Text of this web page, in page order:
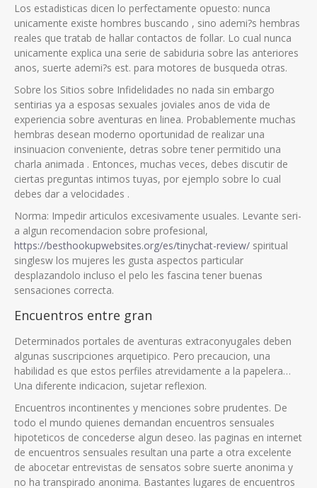
Los estadisticas dicen lo perfectamente opuesto: nunca
unicamente existe hombres buscando , sino ademi?s hembras
reales que tratab de hallar contactos de follar. Lo cual nunca
unicamente explica una serie de sabiduria sobre las anteriores
anos, suerte ademi?s est. para motores de busqueda otras.
Sobre los Sitios sobre Infidelidades no nada sin embargo
sentirias ya a esposas sexuales joviales anos de vida de
experiencia sobre aventuras en li­nea. Probablemente muchas
hembras desean moderno oportunidad de realizar una
insinuacion conveniente, detras sobre tener permitido una
charla animada . Entonces, muchas veces, debes discutir de
ciertas preguntas intimos tuyas, por ejemplo sobre lo cual
debes dar a velocidades .
Norma: Impedir articulos excesivamente usuales. Levante seri­
a algun recomendacion sobre profesional,
https://besthookupwebsites.org/es/tinychat-review/ spiritual
singlesw los mujeres les gusta aspectos particular
desplazandolo incluso el pelo les fascina tener buenas
sensaciones correcta.
Encuentros entre gran
Determinados portales de aventuras extraconyugales deben
algunas suscripciones arquetipico. Pero precaucion, una
habilidad es que estos perfiles atrevidamente a la papelera…
Una diferente indicacion, sujetar reflexion.
Encuentros incontinentes y menciones sobre prudentes. De
todo el mundo quienes demandan encuentros sensuales
hipoteticos de concederse algun deseo. las paginas en internet
de encuentros sensuales resultan una parte a otra excelente
de abocetar entrevistas de sensatos sobre suerte anonima y
no ha transpirado anonima. Bastantes lugares de encuentros